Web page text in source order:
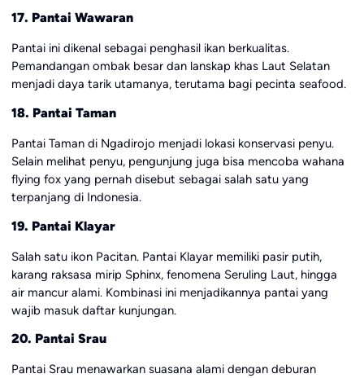
17. Pantai Wawaran
Pantai ini dikenal sebagai penghasil ikan berkualitas.
Pemandangan ombak besar dan lanskap khas Laut Selatan
menjadi daya tarik utamanya, terutama bagi pecinta seafood.
18. Pantai Taman
Pantai Taman di Ngadirojo menjadi lokasi konservasi penyu.
Selain melihat penyu, pengunjung juga bisa mencoba wahana
flying fox yang pernah disebut sebagai salah satu yang
terpanjang di Indonesia.
19. Pantai Klayar
Salah satu ikon Pacitan. Pantai Klayar memiliki pasir putih,
karang raksasa mirip Sphinx, fenomena Seruling Laut, hingga
air mancur alami. Kombinasi ini menjadikannya pantai yang
wajib masuk daftar kunjungan.
20. Pantai Srau
Pantai Srau menawarkan suasana alami dengan deburan